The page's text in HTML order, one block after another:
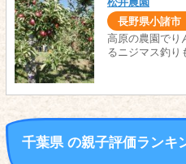
長野県小諸市
高原の農園でり
るニジマス釣り
千葉県 の親子評価ランキ